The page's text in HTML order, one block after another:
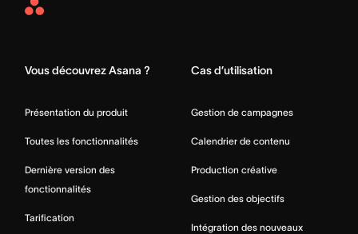
Asana
Vous découvrez Asana ?
Présentation du produit
Toutes les fonctionnalités
Dernière version des
fonctionnalités
Tarification
Cas d’utilisation
Gestion de campagnes
Calendrier de contenu
Production créative
Gestion des objectifs
Intégration des nouveaux